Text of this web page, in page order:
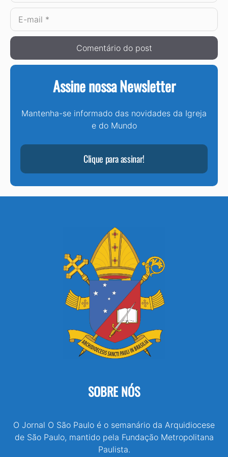
E-
mail
Assine nossa Newsletter
Mantenha-se informado das novidades da Igreja
e do Mundo
Clique para assinar!
SOBRE NÓS
O Jornal O São Paulo é o semanário da Arquidiocese
de São Paulo, mantido pela Fundação Metropolitana
Paulista.